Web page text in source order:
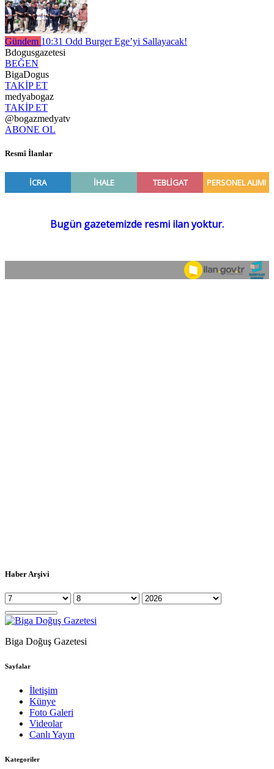
Gündem 10:31 Odd Burger Ege’yi Sallayacak!
Bdogusgazetesi
BEĞEN
BigaDogus
TAKİP ET
medyabogaz
TAKİP ET
@bogazmedyatv
ABONE OL
Resmî İlanlar
Haber Arşivi
Biga Doğuş Gazetesi
Sayfalar
İletişim
Künye
Foto Galeri
Videolar
Canlı Yayın
Kategoriler